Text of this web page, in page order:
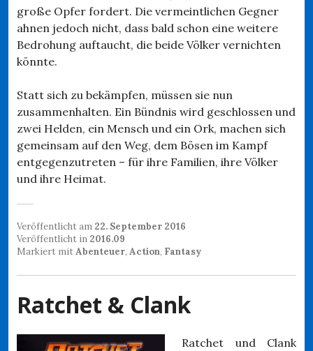
große Opfer fordert. Die vermeintlichen Gegner
ahnen jedoch nicht, dass bald schon eine weitere
Bedrohung auftaucht, die beide Völker vernichten
könnte.
Statt sich zu bekämpfen, müssen sie nun
zusammenhalten. Ein Bündnis wird geschlossen und
zwei Helden, ein Mensch und ein Ork, machen sich
gemeinsam auf den Weg, dem Bösen im Kampf
entgegenzutreten – für ihre Familien, ihre Völker
und ihre Heimat.
Veröffentlicht am 22. September 2016
Veröffentlicht in 2016.09
Markiert mitAbenteuer, Action, Fantasy
Ratchet & Clank
Ratchet und Clank